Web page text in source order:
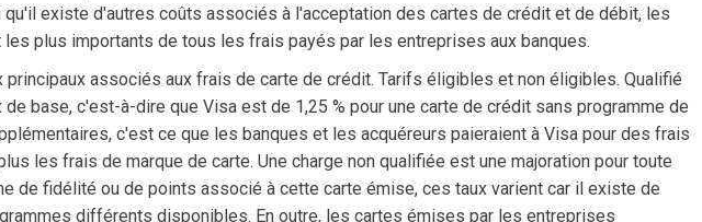
qu'il existe d'autres coûts associés à l'acceptation des cartes de crédit et de débit, les
plus importants de tous les frais payés par les entreprises aux banques.
principaux associés aux frais de carte de crédit. Tarifs éligibles et non éligibles. Qualifié
base, c'est-à-dire que Visa est de 1,25 % pour une carte de crédit sans programme de
c'est ce que les banques et les acquéreurs paieraient à Visa pour des frais
les frais de marque de carte. Une charge non qualifiée est une majoration pour toute
de fidélité ou de points associé à cette carte émise, ces taux varient car il existe de
différents disponibles. En outre, les cartes émises par les entreprises